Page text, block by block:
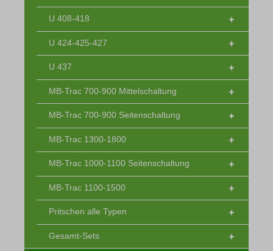
U 408-418
U 424-425-427
U 437
MB-Trac 700-900 Mittelschaltung
MB-Trac 700-900 Seitenschaltung
MB-Trac 1300-1800
MB-Trac 1000-1100 Seitenschaltung
MB-Trac 1100-1500
Pritschen alle Typen
Gesamt-Sets